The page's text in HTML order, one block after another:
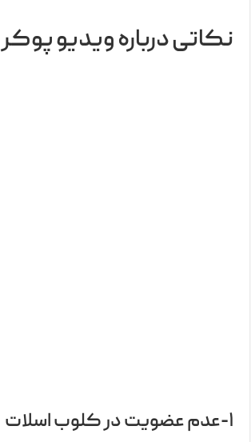
نکاتی درباره ویدیو پوکر
۱-عدم عضویت در کلوب اسلات